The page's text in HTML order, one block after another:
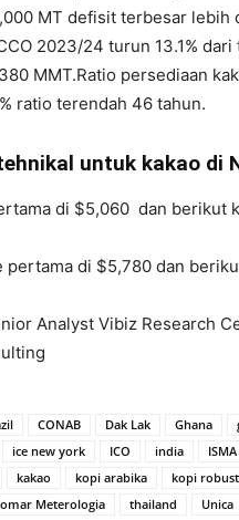
MT defisit terbesar lebih
2023/24 turun 13.1% dari
MMT.Ratio persediaan
ratio terendah 46 tahun.
untuk kakao di
di $5,060 dan berikut
pertama di $5,780 dan
Analyst Vibiz Research
CONAB Dak Lak Ghana
ice new york ICO india ISMA
kakao kopi arabika kopi
Meterologia thailand Unica